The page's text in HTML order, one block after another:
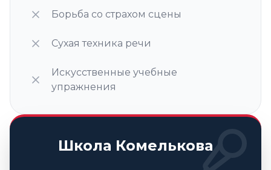
Борьба со страхом сцены
Сухая техника речи
Искусственные учебные
упражнения
Школа Комелькова